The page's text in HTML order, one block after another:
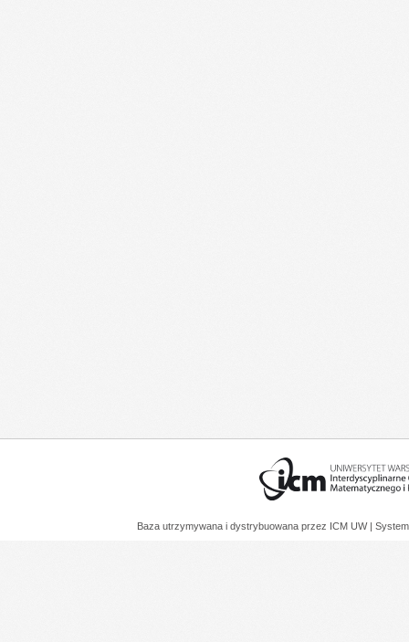
Baza utrzymywana i dystrybuowana przez ICM UW |